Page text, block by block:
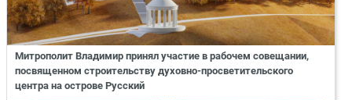
Митрополит Владимир принял участие в рабочем совещании,
посвященном строительству духовно-просветительского
центра на острове Русский